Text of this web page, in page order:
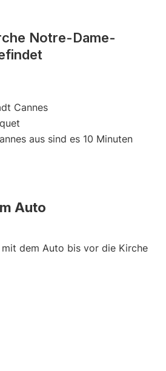
Notre-Dame-
Cannes
aus sind es 10 Minuten
Auto
dem Auto bis vor die Kirche